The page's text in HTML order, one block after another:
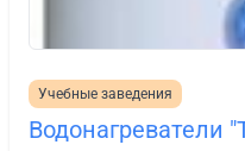
Учебные заведения
Водонагреватели